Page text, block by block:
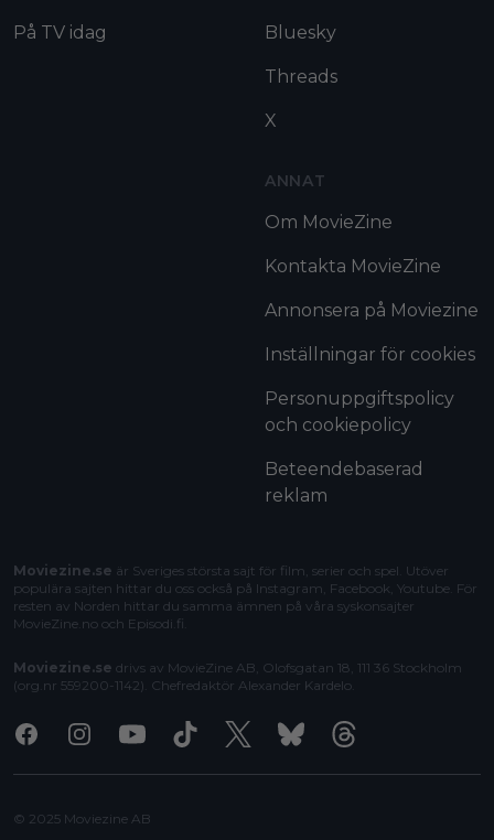
På TV idag Bluesky
Threads
X
ANNAT
Om MovieZine
Kontakta MovieZine
Annonsera på Moviezine
Inställningar för cookies
Personuppgiftspolicy
och cookiepolicy
Beteendebaserad
reklam
Moviezine.se är Sveriges största sajt för film, serier och spel. Utöver
populära sajten hittar du oss också på Instagram, Facebook, Youtube. För
resten av Norden hittar du samma ämnen på våra syskonsajter
MovieZine.no och Episodi.fi
Moviezine.se drivs av MovieZine AB, Olofsgatan 18, 111 36 Stockholm
(org.nr 559200-1142). Chefredaktör Alexander Kardelo
FacebookInstagramYoutubeTiktok X BlueskyThreads
© 2025 Moviezine AB